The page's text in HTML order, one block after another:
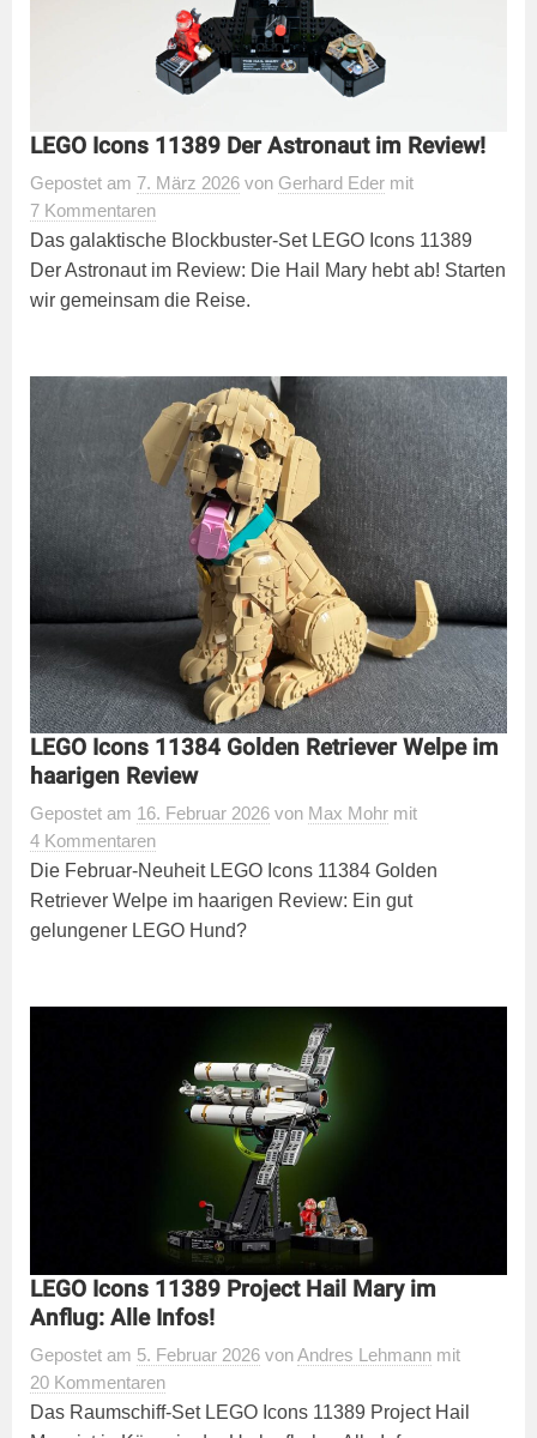
LEGO Icons 11389 Der Astronaut im Review!
Gepostet am 7. März 2026 von Gerhard Eder mit
7 Kommentaren
Das galaktische Blockbuster-Set LEGO Icons 11389
Der Astronaut im Review: Die Hail Mary hebt ab! Starten
wir gemeinsam die Reise.
LEGO Icons 11384 Golden Retriever Welpe im
haarigen Review
Gepostet am 16. Februar 2026 von Max Mohr mit
4 Kommentaren
Die Februar-Neuheit LEGO Icons 11384 Golden
Retriever Welpe im haarigen Review: Ein gut
gelungener LEGO Hund?
LEGO Icons 11389 Project Hail Mary im
Anflug: Alle Infos!
Gepostet am 5. Februar 2026 vonAndres Lehmann mit
20 Kommentaren
Das Raumschiff-Set LEGO Icons 11389 Project Hail